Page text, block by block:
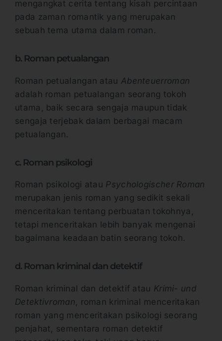
mengangkat cerita tentang kisah percintaan
pada zaman romantik yang merupakan
sebuah tema utama dalam roman.
b. Roman petualangan
Roman petualangan atau Abenteuerroman
adalah roman petualangan seorang tokoh
utama, baik secara sengaja maupun tidak
sengaja terjebak dalam berbagai macam
petualangan.
c. Roman psikologi
Roman psikologi atau Psychologischer Roman
merupakan jenis roman yang sedikit sekali
menceritakan tentang perbuatan tokohnya,
tetapi menceritakan lebih banyak mengenai
bagaimana keadaan batin seorang tokoh.
d. Roman kriminal dan detektif
Roman kriminal dan detektif atau Krimi- und
Detektivroman , roman kriminal menceritakan
roman yang menceritakan psikologi seorang
penjahat, sementara roman detektif